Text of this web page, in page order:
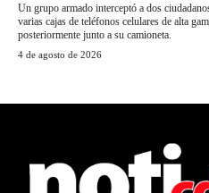
Un grupo armado interceptó a dos
varias cajas de teléfonos celulares de alta
posteriormente junto a su camioneta.
4 de agosto de 2026